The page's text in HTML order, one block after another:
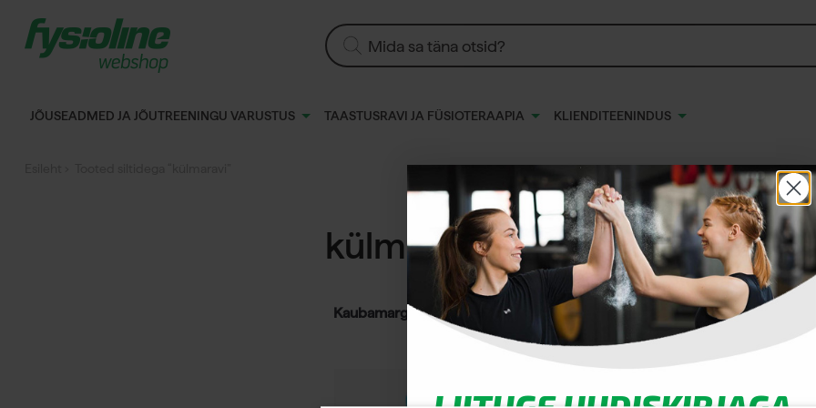
sisältöön
Products
search
JÕUSEADMED JA JÕUTREENINGU VARUSTUS TAASTUSRAVI JA FÜSIOTERAAPIA KLIENDITEENINDUS
külmaravi
Kaubamargi